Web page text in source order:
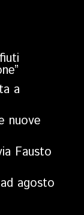
a
nuove
Fausto
agosto